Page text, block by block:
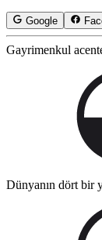
Google
Gayrimenkul
Dünyanın dört bir